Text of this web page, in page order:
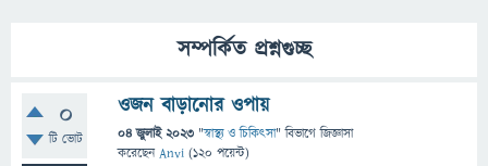
সম্পর্কিত প্রশ্নগুচ্ছ
0
টি ভোট
ওজন বাড়ানোর ওপায়
04 জুলাই 2023 "স্বাস্থ্য ও চিকিৎসা" বিভাগে জিজ্ঞাসা
করেছেনAnvi (120 পয়েন্ট)